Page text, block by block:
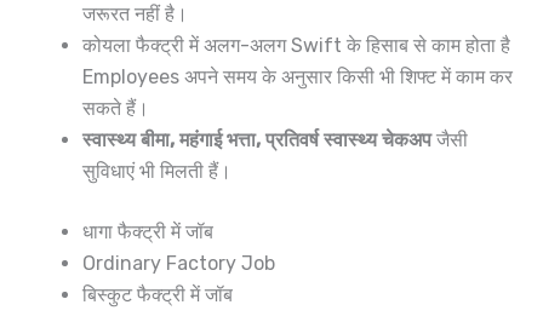
जरूरत नहीं है।
कोयला फैक्ट्री में अलग-अलग Swift के हिसाब से काम होता है
Employees अपने समय के अनुसार किसी भी शिफ्ट में काम कर
सकते हैं।
स्वास्थ्य बीमा, महंगाई भत्ता, प्रतिवर्ष स्वास्थ्य चेकअपजैसी
सुविधाएं भी मिलती हैं।
धागा फैक्ट्री में जॉब
Ordinary Factory Job
बिस्कुट फैक्ट्री में जॉब